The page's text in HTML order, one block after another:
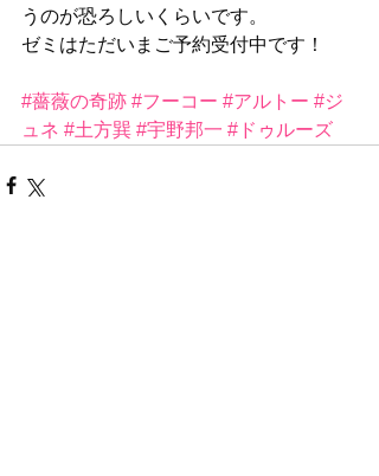
うのが恐ろしいくらいです。
ゼミはただいまご予約受付中です！
#薔薇の奇跡 #フーコー #アルトー #ジ
ュネ #土方巽 #宇野邦一 #ドゥルーズ